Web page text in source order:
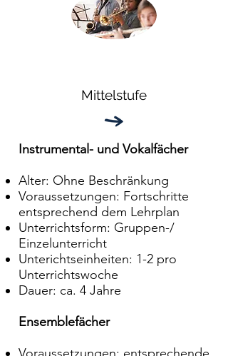
Mittelstufe
Instrumental- und Vokalfächer
Alter: Ohne Beschränkung
Voraussetzungen: Fortschritte
entsprechend dem Lehrplan
Unterrichtsform: Gruppen-/
Einzelunterricht
Unterichtseinheiten: 1-2 pro
Unterrichtswoche
Dauer: ca. 4 Jahre
Ensemblefächer